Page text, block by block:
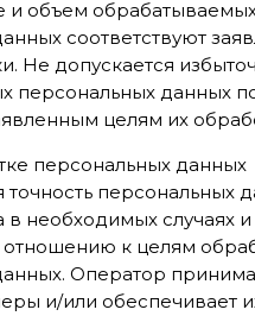
и объем
соответствуют
Не допускается
персональных данных
целям их
персональных данных
точность персональных
в необходимых случаях и
отношению к целям
Оператор
и/или обеспечивает